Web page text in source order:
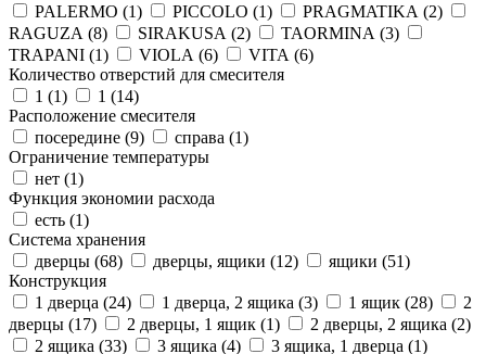
PALERMO (1) PICCOLO (1) PRAGMATIKA (2)
RAGUZA (8) SIRAKUSA (2) TAORMINA (3)
TRAPANI (1) VIOLA (6) VITA (6)
Количество отверстий для смесителя
1 (1) 1 (14)
Расположение смесителя
посередине (9) справа (1)
Ограничение температуры
нет (1)
Функция экономии расхода
есть (1)
Система хранения
дверцы (68) дверцы, ящики (12) ящики (51)
Конструкция
1 дверца (24) 1 дверца, 2 ящика (3) 1 ящик (28)
2
дверцы (17) 2 дверцы, 1 ящик (1) 2 дверцы, 2 ящика (2)
2 ящика (33) 3 ящика (4) 3 ящика, 1 дверца (1)